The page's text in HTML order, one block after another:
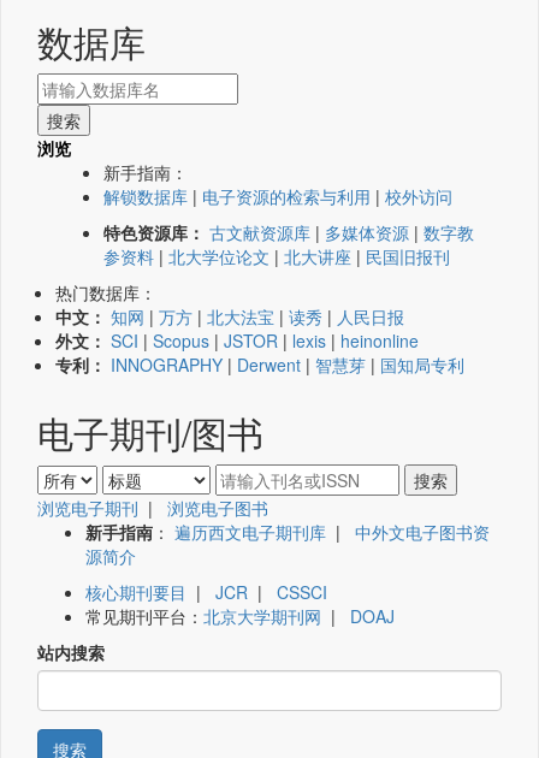
数据库
浏览
新手指南：
解锁数据库 | 电子资源的检索与利用 | 校外访问
特色资源库： 古文献资源库 | 多媒体资源 | 数字教
参资料 | 北大学位论文 | 北大讲座 | 民国旧报刊
热门数据库：
中文： 知网 | 万方 | 北大法宝 | 读秀 | 人民日报
外文： SCI | Scopus | JSTOR | lexis | heinonline
专利： INNOGRAPHY | Derwent | 智慧芽 | 国知局专利
电子期刊/图书
浏览电子期刊 | 浏览电子图书
新手指南 ： 遍历西文电子期刊库 | 中外文电子图书资
源简介
核心期刊要目 | JCR | CSSCI
常见期刊平台： 北京大学期刊网 | DOAJ
站内搜索
搜索